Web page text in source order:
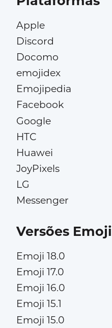
Apple
Discord
Docomo
emojidex
Emojipedia
Facebook
Google
HTC
Huawei
JoyPixels
LG
Messenger
Versões Emoji
Emoji 18.0
Emoji 17.0
Emoji 16.0
Emoji 15.1
Emoji 15.0